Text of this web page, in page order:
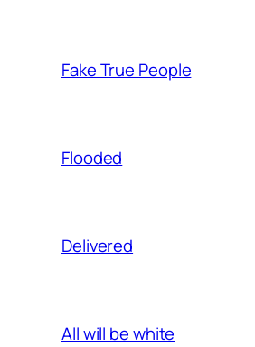
Fake True People
Flooded
Delivered
All will be white